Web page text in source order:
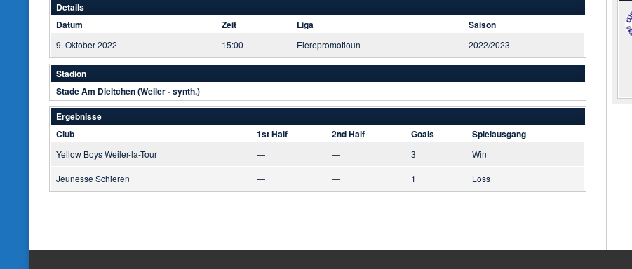
Details
Datum
Zeit Liga Saison
9. Oktober 2022 15:00 Eierepromotioun 2022/2023
Stadion
Stade Am Dieltchen (Weiler - synth.)
Ergebnisse
Club
1st Half 2nd Half Goals Spielausgang
Yellow Boys Weiler-la-Tour — — 3 Win
Jeunesse Schieren — — 1 Loss